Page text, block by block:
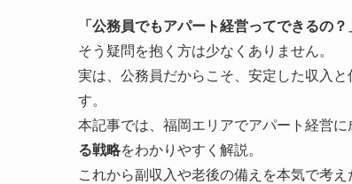
「公務員でもアパート経営ってできるの？
そう疑問を抱く方は少なくありません。
実は、公務員だからこそ、安定した収入
す。
本記事では、福岡エリアでアパート経営に
る戦略をわかりやすく解説。
これから副収入や老後の備えを本気で考え